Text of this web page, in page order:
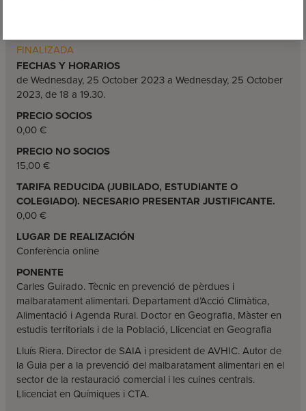
FINALIZADA
FECHAS Y HORARIOS
de Wednesday, 25 October 2023 a Wednesday, 25 October
2023, de 18 a 19.30.
PRECIO SOCIOS
0,00 €
PRECIO NO SOCIOS
15,00 €
TARIFA REDUCIDA (JUBILADO, ESTUDIANTE O
COLEGIADO). NECESARIO PRESENTAR JUSTIFICANTE.
0,00 €
LUGAR DE REALIZACIÓN
Conferència online
PONENTE
Carles Guirado. Tècnic en prevenció de pèrdues i
malbaratament alimentari. Departament d’Acció Climàtica,
Alimentació i Agenda Rural. Doctor en Geografia, Màster en
estudis territorials i de la Població, Llicenciat en Geografia
Lluís Riera. Director de SAIA i president de AVHIC. Autor de
la Guia per a la prevenció del malbaratament alimentari en el
sector de la restauració comercial i les cuines centrals.
Llicenciat en Químiques i CTA.